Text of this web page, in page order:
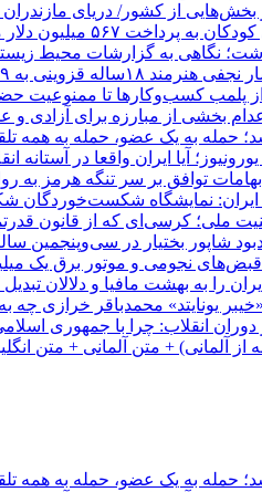
بخش‌هایی از کشور/ دریای
۵۶۷ میلیون دلار محکوم شد
نگاهی به گزارشات محیط
قزوینی به ۹سال حبس
پلمب کسب‌وکارها تا ممنوعیت
بخشی از مبارزه برای آزادی
حمله به یک عضو، حمله به همه
آیا ایران واقعا در آستانه
توافق بر سر تنگه هرمز به
نمایشگاه شکست‌خوردگان
ملی؛ کرسی‌ای که از قانون
شاپور بختیار در سی‌وپنجمین
نجومی و موتور برق یک
را به بهشت مافیا و دلالان
«خیبر یونایتد» محمدباقر خرازی چه
انقلاب: چرا با جمهوری
آلمانی) + متن آلمانی + متن
حمله به یک عضو، حمله به همه